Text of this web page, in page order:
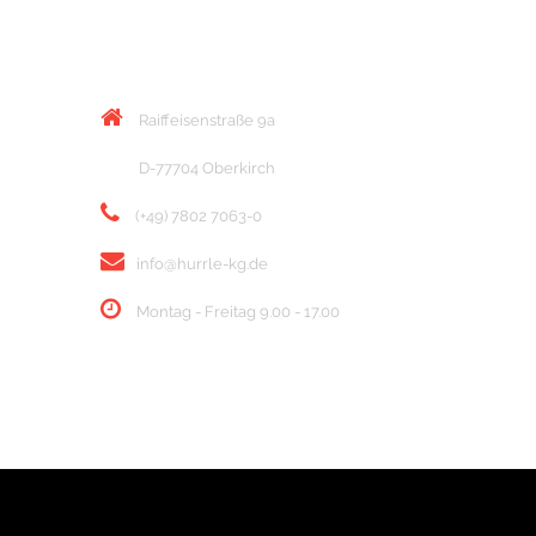
Raiffeisenstraße 9a
D-77704 Oberkirch
(+49) 7802 7063-0
info@hurrle-kg.de
Montag - Freitag 9.00 - 17.00